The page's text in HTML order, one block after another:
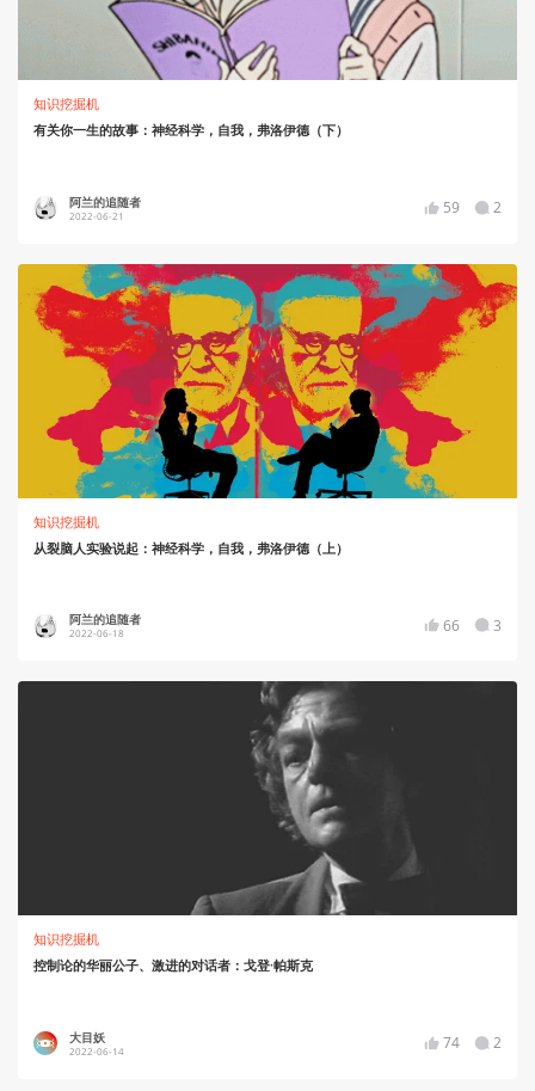
知识挖掘机
有关你一生的故事：神经科学，自我，弗洛伊德（下）
阿兰的追随者
2022-06-21 59 2
知识挖掘机
从裂脑人实验说起：神经科学，自我，弗洛伊德（上）
阿兰的追随者
2022-06-18 66 3
知识挖掘机
控制论的华丽公子、激进的对话者：戈登·帕斯克
大目妖
2022-06-14 74 2